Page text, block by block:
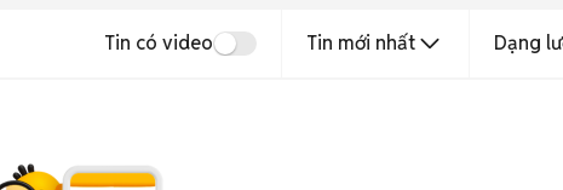
Tin có video Tin mới nhất Dạng